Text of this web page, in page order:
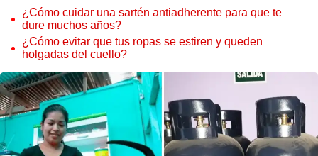
¿Cómo cuidar una sartén antiadherente para que te
dure muchos años?
¿Cómo evitar que tus ropas se estiren y queden
holgadas del cuello?